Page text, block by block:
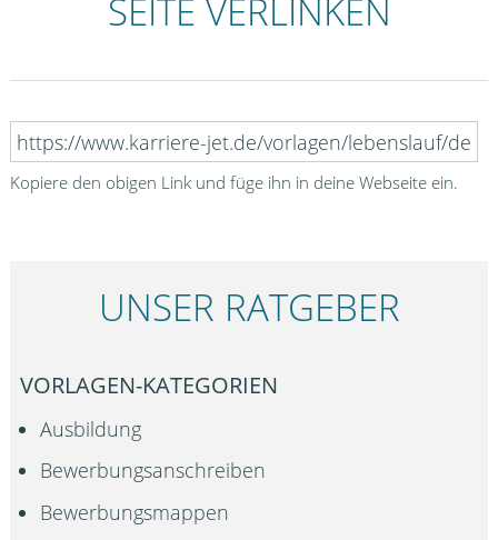
SEITE VERLINKEN
Kopiere den obigen Link und füge ihn in deine Webseite ein.
UNSER RATGEBER
VORLAGEN-KATEGORIEN
Ausbildung
Bewerbungsanschreiben
Bewerbungsmappen